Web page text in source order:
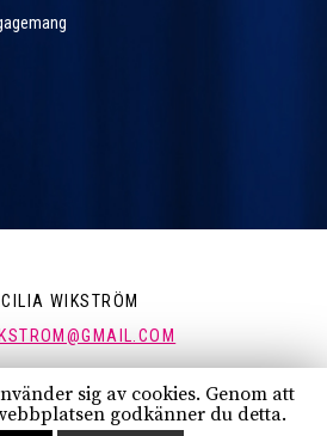
WIKSTRÖM
MIG: sig av cookies. Genom att
godkänner du detta.